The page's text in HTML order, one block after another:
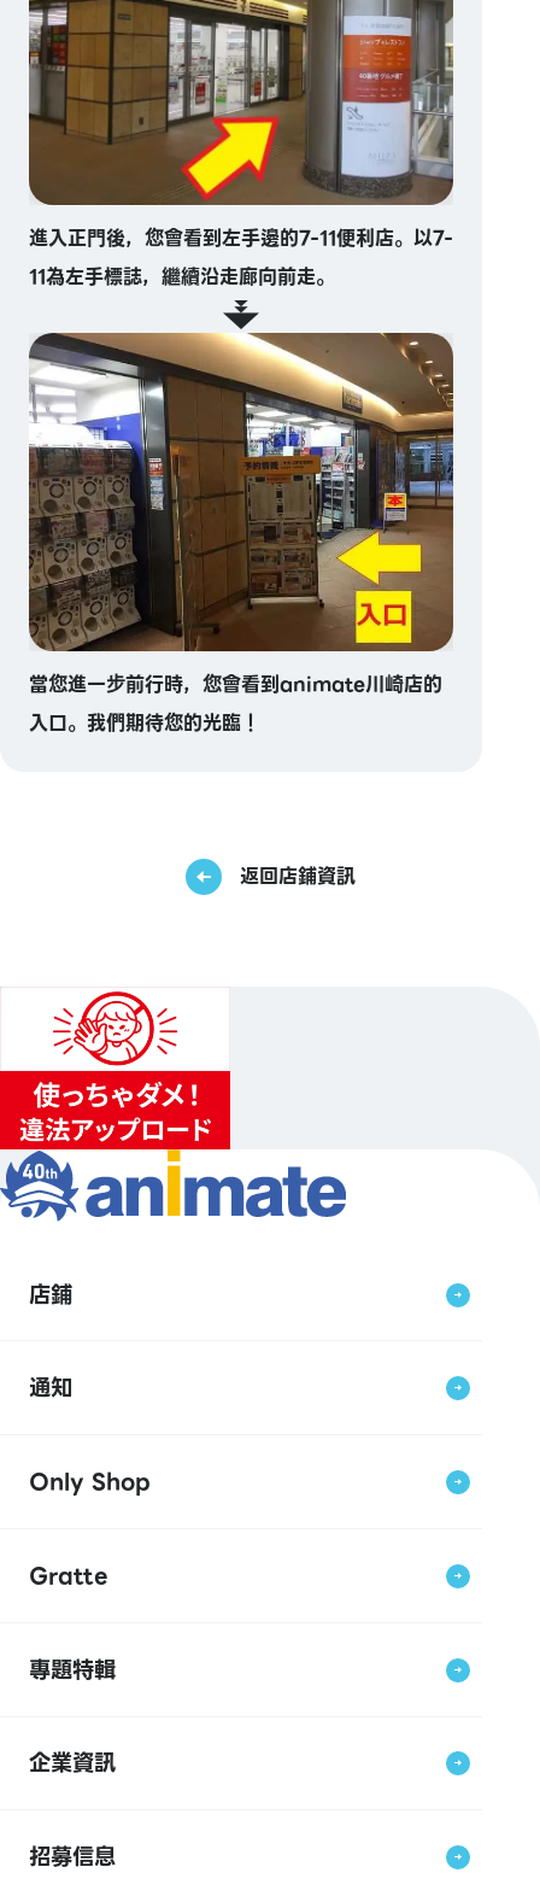
進入正門後，您會看到左手邊的7-11便利店。以7-
11為左手標誌，繼續沿走廊向前走。
當您進一步前行時，您會看到animate川崎店的
入口。我們期待您的光臨！
返回店鋪資訊
店鋪
通知
Only Shop
Gratte
專題特輯
企業資訊
招募信息